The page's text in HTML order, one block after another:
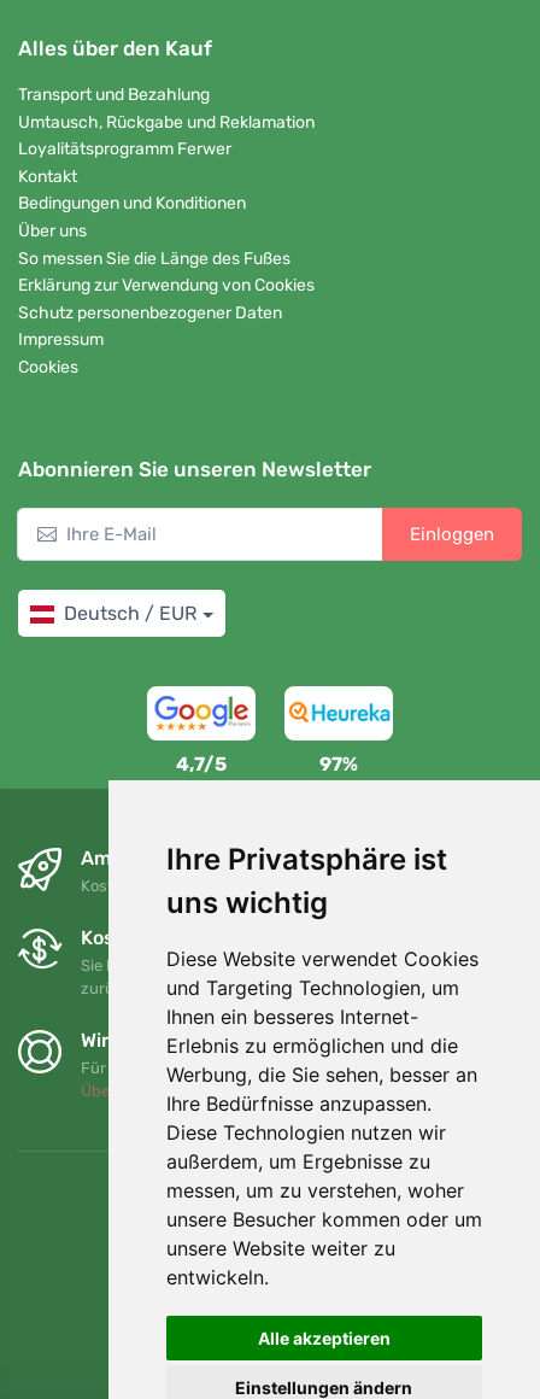
Ihre Privatsphäre ist
uns wichtig
Diese Website verwendet Cookies
und Targeting Technologien, um
Ihnen ein besseres Internet-
Erlebnis zu ermöglichen und die
Werbung, die Sie sehen, besser an
Ihre Bedürfnisse anzupassen.
Diese Technologien nutzen wir
außerdem, um Ergebnisse zu
messen, um zu verstehen, woher
unsere Besucher kommen oder um
unsere Website weiter zu
entwickeln.
Alle akzeptieren
Einstellungen ändern
Alles über den Kauf
Transport und Bezahlung
Umtausch, Rückgabe und Reklamation
Loyalitätsprogramm Ferwer
Kontakt
Bedingungen und Konditionen
Über uns
So messen Sie die Länge des Fußes
Erklärung zur Verwendung von Cookies
Schutz personenbezogener Daten
Impressum
Cookies
Abonnieren Sie unseren Newsletter
Einloggen
Deutsch / EUR
4,7/5 97%
Am nächsten Tag und kostenlos
Kostenloser Versand für Bestellungen über 80 EUR
Kostenloser Umtausch und Rückgabe
Sie können Ihre Bestellung jederzeit innerhalb von 90 Tagen
zurückgeben oder umtauschen.
Wir unterstützen Trees.org
Für jede Bestellung pflanzen wir einen Baum! Mehr lesen
Über uns